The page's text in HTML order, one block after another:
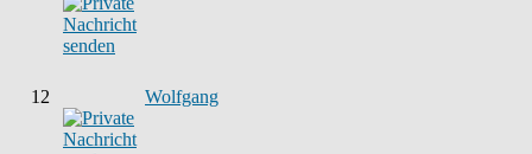
12 Wolfgang